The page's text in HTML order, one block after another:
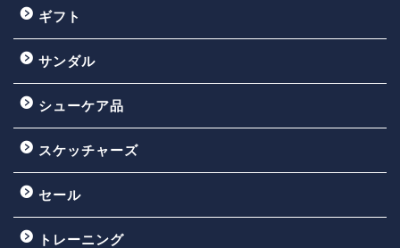
ギフト
サンダル
シューケア品
スケッチャーズ
セール
トレーニング